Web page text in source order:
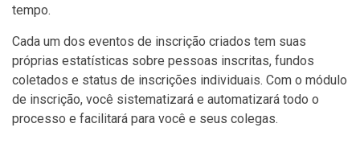
tempo.
Cada um dos eventos de inscrição criados tem suas
próprias estatísticas sobre pessoas inscritas, fundos
coletados e status de inscrições individuais. Com o módulo
de inscrição, você sistematizará e automatizará todo o
processo e facilitará para você e seus colegas.